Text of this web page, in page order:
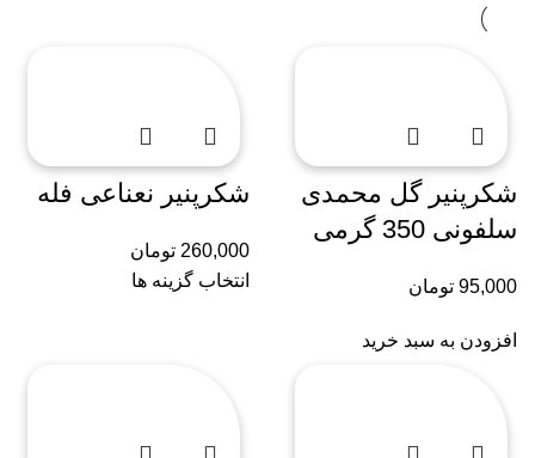
شکرپنیر گل محمدی
سلفونی 350 گرمی
95,000 تومان
افزودن به سبد خرید
شکرپنیر نعناعی فله
260,000 تومان
انتخاب گزینه ها